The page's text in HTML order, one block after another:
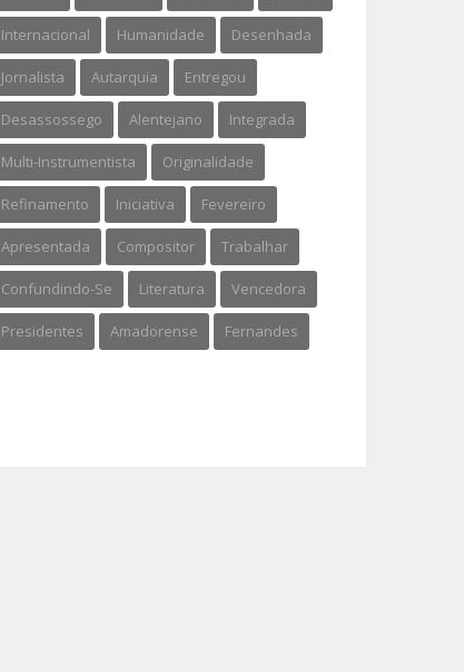
Internacional Humanidade Desenhada
Jornalista Autarquia Entregou
Desassossego Alentejano Integrada
Multi-Instrumentista Originalidade
Refinamento Iniciativa Fevereiro
Apresentada Compositor Trabalhar
Confundindo-Se Literatura Vencedora
Presidentes Amadorense Fernandes